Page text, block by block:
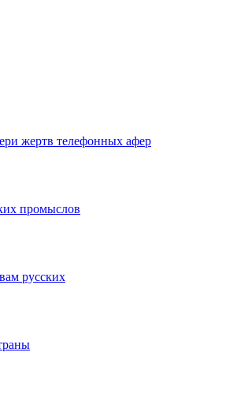
жертв телефонных афер
промыслов
русских